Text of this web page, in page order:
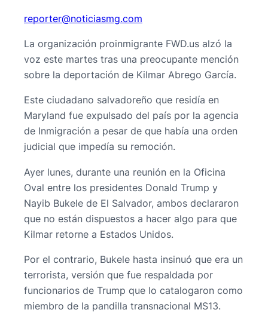
moc.gmsaiciton
@retroper
La organización proinmigrante FWD.us alzó la
voz este martes tras una preocupante mención
sobre la deportación de Kilmar Abrego García.
Este ciudadano salvadoreño que residía en
Maryland fue expulsado del país por la agencia
de Inmigración a pesar de que había una orden
judicial que impedía su remoción.
Ayer lunes, durante una reunión en la Oficina
Oval entre los presidentes Donald Trump y
Nayib Bukele de El Salvador, ambos declararon
que no están dispuestos a hacer algo para que
Kilmar retorne a Estados Unidos.
Por el contrario, Bukele hasta insinuó que era un
terrorista, versión que fue respaldada por
funcionarios de Trump que lo catalogaron como
miembro de la pandilla transnacional MS13.